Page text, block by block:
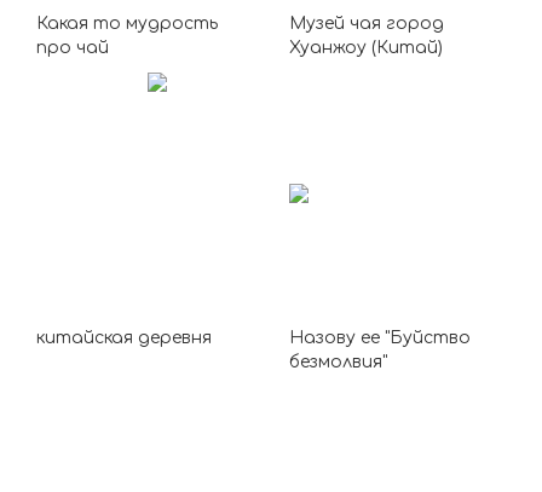
Какая то мудрость
про чай
Музей чая город
Хуанжоу (Китай)
китайская деревня
Назову ее "Буйство
безмолвия"